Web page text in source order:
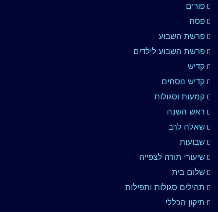
פורים
פסח
פרשת השבוע
פרשת השבוע לילדים
קדיש
קדיש נוסחים
קמעות וסגולות
ראש השנה
שאלה לרב
שבועות
שיעורי תורה לצפייה
שלום בית
תהילים סגולות ותפילות
תיקון הכללי